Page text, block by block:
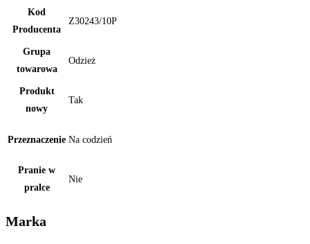
Kod
Producenta
Z30243/10P
Grupa
towarowa
Odzież
Produkt
nowy
Tak
Przeznaczenie Na codzień
Pranie w
pralce
Nie
Marka